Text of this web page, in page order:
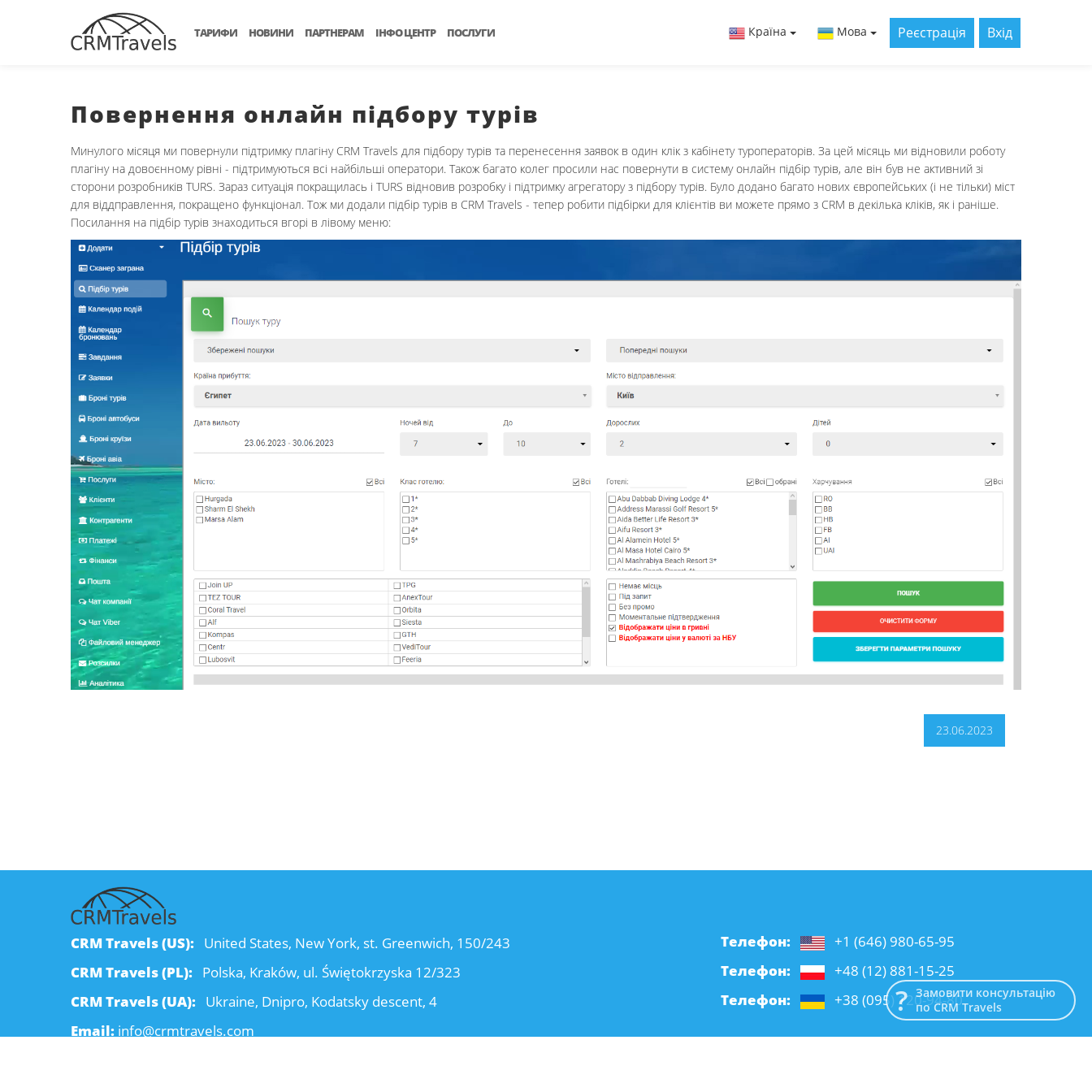
ТАРИФИ НОВИНИ ПАРТНЕРАМ ІНФО ЦЕНТР ПОСЛУГИ Країна Мова Реєстрація Вхід
Повернення онлайн підбору турів
Минулого місяця ми повернули підтримку плагіну CRM Travels для підбору турів та перенесення заявок в один клік з кабінету туроператорів. За цей місяць ми відновили роботу
плагіну на довоєнному рівні - підтримуються всі найбільші оператори. Також багато колег просили нас повернути в систему онлайн підбір турів, але він був не активний зі
сторони розробників TURS. Зараз ситуація покращилась і TURS відновив розробку і підтримку агрегатору з підбору турів. Було додано багато нових європейських (і не тільки) міст
для віддправлення, покращено функціонал. Тож ми додали підбір турів в CRM Travels - тепер робити підбірки для клієнтів ви можете прямо з CRM в декілька кліків, як і раніше.
Посилання на підбір турів знаходиться вгорі в лівому меню:
23.06.2023
CRM Travels (US): United States, New York, st. Greenwich, 150/243
CRM Travels (PL): Polska, Kraków, ul. Świętokrzyska 12/323
CRM Travels (UA): Ukraine, Dnipro, Kodatsky descent, 4
Email: info@crmtravels.com
Телефон:
+1 (646) 980-65-95
Телефон:
+48 (12) 881-15-25
Телефон:
+38 (095) 120-94-80Замовити консультацію
по CRM Travels